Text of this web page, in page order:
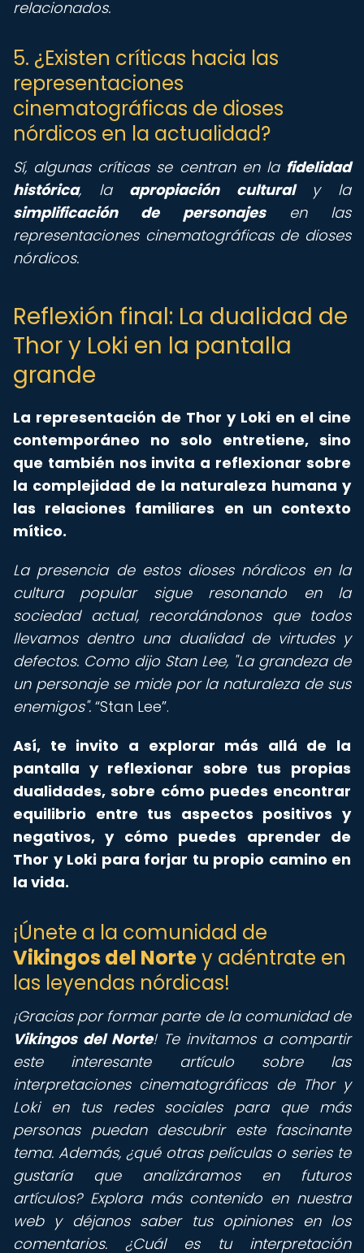
relacionados.
5. ¿Existen críticas hacia las
representaciones
cinematográficas de dioses
nórdicos en la actualidad?
Sí, algunas críticas se centran en la fidelidad
histórica, la apropiación culturaly la
simplificación de personajesen las
representaciones cinematográficas de dioses
nórdicos.
Reflexión final: La dualidad de
Thor y Loki en la pantalla
grande
La representación de Thor y Loki en el cine
contemporáneo no solo entretiene, sino
que también nos invita a reflexionar sobre
la complejidad de la naturaleza humana y
las relaciones familiares en un contexto
mítico.
La presencia de estos dioses nórdicos en la
cultura popular sigue resonando en la
sociedad actual, recordándonos que todos
llevamos dentro una dualidad de virtudes y
defectos. Como dijo Stan Lee, "La grandeza de
un personaje se mide por la naturaleza de sus
enemigos". Stan Lee .
Así, te invito a explorar más allá de la
pantalla y reflexionar sobre tus propias
dualidades, sobre cómo puedes encontrar
equilibrio entre tus aspectos positivos y
negativos, y cómo puedes aprender de
Thor y Loki para forjar tu propio camino en
la vida.
¡Únete a la comunidad de
Vikingos del Nortey adéntrate en
las leyendas nórdicas!
¡Gracias por formar parte de la comunidad de
Vikingos del Norte! Te invitamos a compartir
este interesante artículo sobre las
interpretaciones cinematográficas de Thor y
Loki en tus redes sociales para que más
personas puedan descubrir este fascinante
tema. Además, ¿qué otras películas o series te
gustaría que analizáramos en futuros
artículos? Explora más contenido en nuestra
web y déjanos saber tus opiniones en los
comentarios. ¿Cuál es tu interpretación